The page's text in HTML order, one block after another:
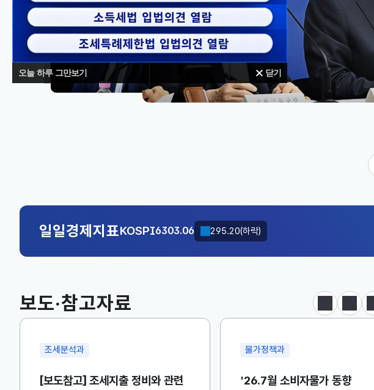
오늘 하루 그만보기 닫기
일일경제지표KOSPI6303.06 295.20(하락)
국고채(3년)3.669 0.071(하락)
보도·참고자료
조세분석과
[보도참고] 조세지출 정비와 관련
물가정책과
'26.7월 소비자물가 동향
정지 이전